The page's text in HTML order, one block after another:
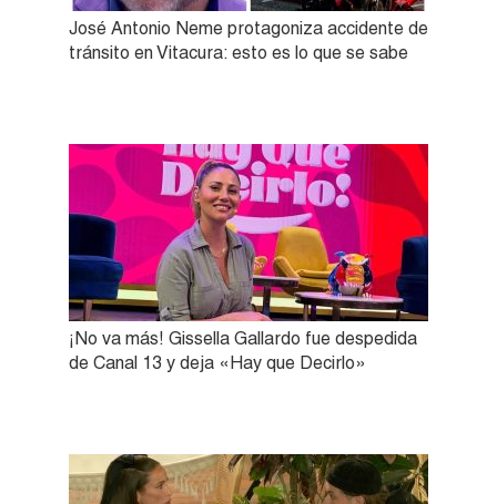
José Antonio Neme protagoniza accidente de
tránsito en Vitacura: esto es lo que se sabe
¡No va más! Gissella Gallardo fue despedida
de Canal 13 y deja «Hay que Decirlo»